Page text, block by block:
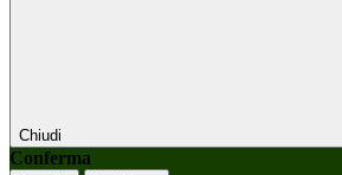
Chiudi
Conferma